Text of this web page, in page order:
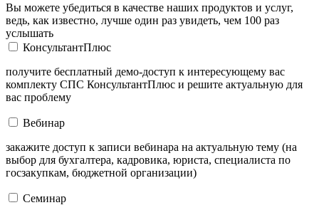
Вы можете убедиться в качестве наших продуктов и услуг,
ведь, как известно, лучше один раз увидеть, чем 100 раз
услышать
КонсультантПлюс
получите бесплатный демо-доступ к интересующему вас
комплекту СПС КонсультантПлюс и решите актуальную для
вас проблему
Вебинар
закажите доступ к записи вебинара на актуальную тему (на
выбор для бухгалтера, кадровика, юриста, специалиста по
госзакупкам, бюджетной организации)
Семинар